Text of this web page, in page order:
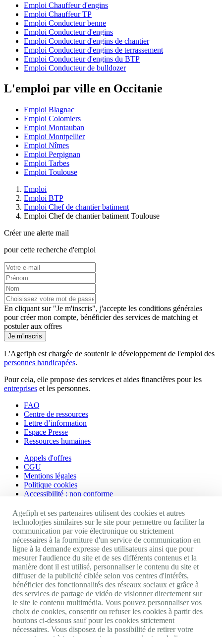
Emploi Chauffeur d'engins
Emploi Chauffeur TP
Emploi Conducteur benne
Emploi Conducteur d'engins
Emploi Conducteur d'engins de chantier
Emploi Conducteur d'engins de terrassement
Emploi Conducteur d'engins du BTP
Emploi Conducteur de bulldozer
L'emploi par ville en Occitanie
Emploi Blagnac
Emploi Colomiers
Emploi Montauban
Emploi Montpellier
Emploi Nîmes
Emploi Perpignan
Emploi Tarbes
Emploi Toulouse
Emploi
Emploi BTP
Emploi Chef de chantier batiment
Emploi Chef de chantier batiment Toulouse
Créer une alerte mail
pour cette recherche d'emploi
En cliquant sur "Je m'inscris", j'accepte les conditions générales
pour créer mon compte, bénéficier des services de matching et
postuler aux offres
Je m'inscris
L'Agefiph est chargée de soutenir le développement de l'emploi des
personnes handicapées.
Pour cela, elle propose des services et aides financières pour les
entreprises et les personnes.
FAQ
Centre de ressources
Lettre d’information
Espace Presse
Ressources humaines
Appels d'offres
CGU
Mentions légales
Politique cookies
Accessibilité : non conforme
Nos autres sites
Site portail Agefiph
Activateur de progrès
Handinnov
Innovation et recherche
Université du RRH
Service AppuiPro
Nous suivre
Youtube
Linkedin
Agefiph et ses partenaires utilisent des cookies et autres
technologies similaires sur le site pour permettre ou faciliter la
communication par voie électronique ou strictement
nécessaires à la fourniture d'un service de communication en
ligne à la demande expresse des utilisateurs ainsi que pour
mesurer l'audience du site et de ses différents contenus et la
manière dont il est utilisé, personnaliser le contenu du site et
diffuser de la publicité ciblée selon vos centres d'intérêts,
bénéficier des fonctionnalités des réseaux sociaux et grâce à
des services de partage de vidéo de visionner directement sur
le site le contenu multimédia. Vous pouvez personnaliser vos
choix de cookies, consentir ou refuser les cookies à partir des
boutons ci-dessous sauf pour les cookies strictement
nécessaires. Vous disposez de la possibilité de retirer votre